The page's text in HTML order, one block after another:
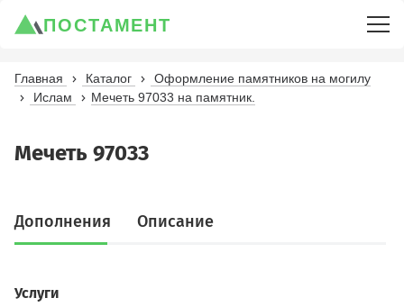
ПОСТАМЕНТ
Главная Каталог
Оформление памятников на могилу
Ислам
Мечеть 97033 на памятник.
Мечеть 97033
Дополнения Описание
Услуги